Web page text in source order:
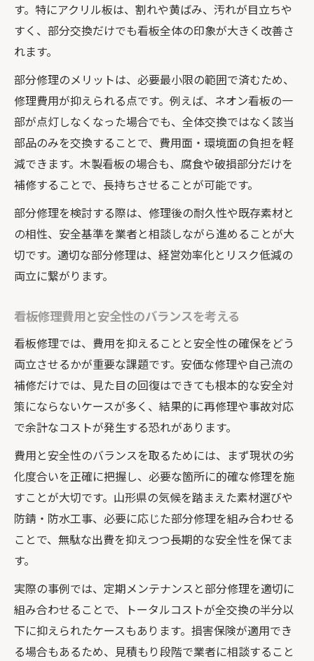
す。特にアクリル板は、割れや黄ばみ、汚れが目立ちや
すく、部分交換だけでも看板全体の印象が大きく改善さ
れます。
部分修理のメリットは、必要最小限の範囲で済むため、
修理費用が抑えられる点です。例えば、ネオン看板の一
部が点灯しなくなった場合でも、全体交換ではなく該当
部品のみを交換することで、費用面・環境面の負担を軽
減できます。木製看板の場合も、腐食や破損部分だけを
補修することで、長持ちさせることが可能です。
部分修理を検討する際は、修理後の耐久性や既存素材と
の相性、安全基準を業者と相談しながら進めることが大
切です。適切な部分修理は、経営効率化とリスク低減の
両立に繋がります。
看板修理費用と安全性のバランスを考える
看板修理では、費用を抑えることと安全性の確保をどう
両立させるかが重要な課題です。安価な修理や自己流の
補修だけでは、見た目の回復はできても根本的な安全対
策にならないケースが多く、結果的に再修理や事故対応
で余計なコストが発生する恐れがあります。
費用と安全性のバランスを取るためには、まず現状の劣
化度合いを正確に把握し、必要な箇所に的確な修理を施
すことが大切です。山形県の気候を踏まえた素材選びや
防錆・防水工事、必要に応じた部分修理を組み合わせる
ことで、無駄な出費を抑えつつ長期的な安全性を保てま
す。
実際の事例では、定期メンテナンスと部分修理を適切に
組み合わせることで、トータルコストが全交換の半分以
下に抑えられたケースもあります。損害保険が適用でき
る場合もあるため、見積もり段階で業者に相談すること